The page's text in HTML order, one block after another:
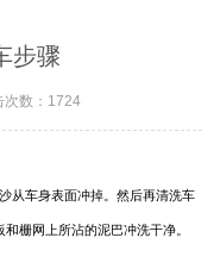
步骤
次数：1724
从车身表面冲掉。然后再清洗车
栅网上所沾的泥巴冲洗干净。